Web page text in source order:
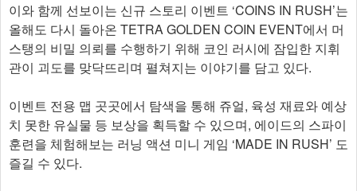
이와 함께 선보이는 신규 스토리 이벤트 ‘COINS IN RUSH’는
올해도 다시 돌아온 TETRA GOLDEN COIN EVENT에서 머
스탱의 비밀 의뢰를 수행하기 위해 코인 러시에 잠입한 지휘
관이 괴도를 맞닥뜨리며 펼쳐지는 이야기를 담고 있다.
이벤트 전용 맵 곳곳에서 탐색을 통해 쥬얼, 육성 재료와 예상
치 못한 유실물 등 보상을 획득할 수 있으며, 에이드의 스파이
훈련을 체험해보는 러닝 액션 미니 게임 ‘MADE IN RUSH’ 도
즐길 수 있다.